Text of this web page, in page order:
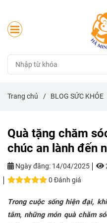
Trang chủ / BLOG SỨC KHỎE
Quà tặng chăm
chúc an lành đến
Ngày đăng: 14/04/2025
0 Đánh giá
Trong cuộc sống hiện đại,
tâm, những món quà chăm